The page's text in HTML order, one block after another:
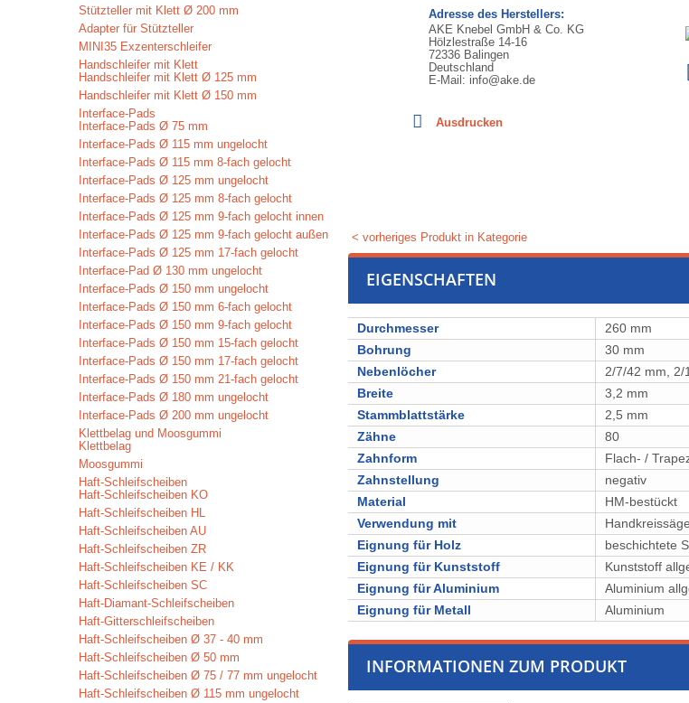
Stützteller mit Klett Ø 200 mm
Adapter für Stützteller
MINI35 Exzenterschleifer
Handschleifer mit Klett
Handschleifer mit Klett Ø 125 mm
Handschleifer mit Klett Ø 150 mm
Interface-Pads
Interface-Pads Ø 75 mm
Interface-Pads Ø 115 mm ungelocht
Interface-Pads Ø 115 mm 8-fach gelocht
Interface-Pads Ø 125 mm ungelocht
Interface-Pads Ø 125 mm 8-fach gelocht
Interface-Pads Ø 125 mm 9-fach gelocht innen
Interface-Pads Ø 125 mm 9-fach gelocht außen
Interface-Pads Ø 125 mm 17-fach gelocht
Interface-Pad Ø 130 mm ungelocht
Interface-Pads Ø 150 mm ungelocht
Interface-Pads Ø 150 mm 6-fach gelocht
Interface-Pads Ø 150 mm 9-fach gelocht
Interface-Pads Ø 150 mm 15-fach gelocht
Interface-Pads Ø 150 mm 17-fach gelocht
Interface-Pads Ø 150 mm 21-fach gelocht
Interface-Pads Ø 180 mm ungelocht
Interface-Pads Ø 200 mm ungelocht
Klettbelag und Moosgummi
Klettbelag
Moosgummi
Haft-Schleifscheiben
Haft-Schleifscheiben KO
Haft-Schleifscheiben HL
Haft-Schleifscheiben AU
Haft-Schleifscheiben ZR
Haft-Schleifscheiben KE / KK
Haft-Schleifscheiben SC
Haft-Diamant-Schleifscheiben
Haft-Gitterschleifscheiben
Haft-Schleifscheiben Ø 37 - 40 mm
Haft-Schleifscheiben Ø 50 mm
Haft-Schleifscheiben Ø 75 / 77 mm ungelocht
Haft-Schleifscheiben Ø 115 mm ungelocht
Adresse des Herstellers:
AKE Knebel GmbH & Co. KG
Hölzlestraße 14-16
72336 Balingen
Deutschland
E-Mail: info@ake.de
Ausdrucken
< vorheriges Produkt in Kategorie
EIGENSCHAFTEN
Durchmesser
260 mm
Bohrung
30 mm
Nebenlöcher
2/7/42 mm, 2/
Breite
3,2 mm
Stammblattstärke
2,5 mm
Zähne
80
Zahnform
Flach- /
Zahnstellung
negativ
Material
⁠⁠⁠⁠⁠⁠⁠⁠HM-bestückt
Verwendung mit
Eignung für Holz
⁠⁠⁠⁠⁠⁠⁠⁠⁠⁠beschichtete
Eignung für Kunststoff
Kunststoff
Eignung für Aluminium
Aluminium
Eignung für Metall
⁠⁠⁠Aluminium
INFORMATIONEN ZUM PRODUKT